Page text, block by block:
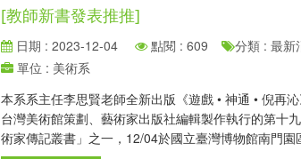
[教師新書發表推推]
日期 : 2023-12-04 點閱 : 609
分類 : 最新
單位 : 美術系
本系系主任李思賢老師全新出版《遊戲 • 神通 • 倪再
台灣美術館策劃、藝術家出版社編輯製作執行的第十
術家傳記叢書」之一，12/04於國立臺灣博物館南門園